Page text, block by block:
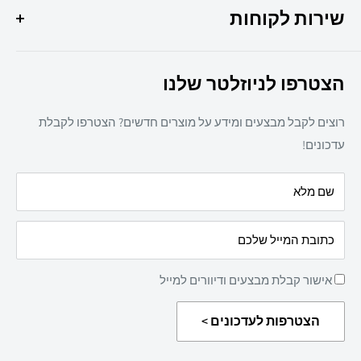
037307308
ציוד משרדי
חד פעמי
מזון
מאמרים
שירות לקוחות
תקנון אתר
מדיניות פרטיות
מדיניות החזרת מוצרים
הצטרפו לניוזלטר שלנו
רוצים לקבל מבצעים ומידע על מוצרים חדשים? הצטרפו לקבלת
עדכונים!
שם מלא
כתובת המייל שלכם
אישור קבלת מבצעים ודיוורים למייל
הצטרפות לעדכונים >